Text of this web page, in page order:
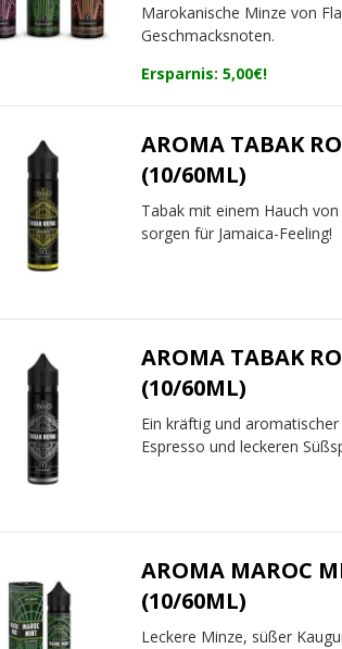
Marokanische Minze von
Geschmacksnoten.
Ersparnis: 5,00€!
AROMA TABAK
(10/60ML)
Tabak mit einem Hauch
sorgen für Jamaica-Feeling!
AROMA TABAK
(10/60ML)
Ein kräftig und
Espresso und leckeren
AROMA MAROC
(10/60ML)
Leckere Minze, süßer